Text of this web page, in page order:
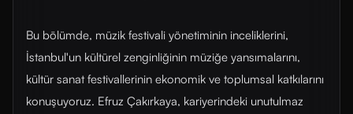
Bu bölümde, müzik festivali yönetiminin inceliklerini,
İstanbul'un kültürel zenginliğinin müziğe yansımalarını,
kültür sanat festivallerinin ekonomik ve toplumsal katkılarını
konuşuyoruz. Efruz Çakırkaya, kariyerindeki unutulmaz